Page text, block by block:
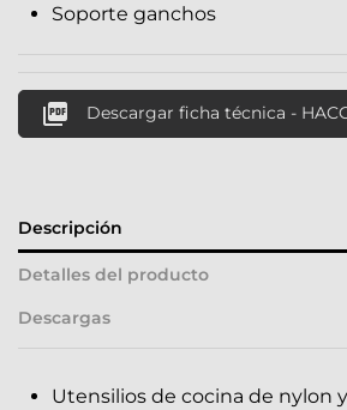
Soporte ganchos
 Descargar ficha técnica -
Descripción
Detalles del producto
Descargas
Utensilios de cocina de nylon